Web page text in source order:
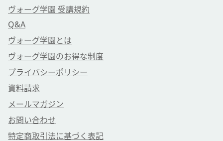
ヴォーグ学園 受講規約
Q&A
ヴォーグ学園とは
ヴォーグ学園のお得な制度
プライバシーポリシー
資料請求
メールマガジン
お問い合わせ
特定商取引法に基づく表記